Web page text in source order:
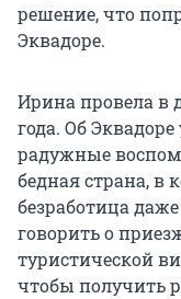
решение, что
Эквадоре.
Ирина провела в
года. Об
радужные
бедная страна, в
безработица
говорить о
туристической
чтобы получить